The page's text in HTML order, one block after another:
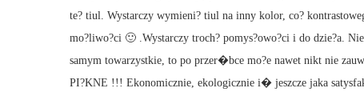
te? tiul. Wystarczy wymieni? tiul na inny kolor, co?
mo?liwo?ci 🙂 .Wystarczy troch? pomys?owo?ci i do dzie?a.
samym towarzystkie, to po przer�bce mo?e nawet nikt nie
PI?KNE !!! Ekonomicznie, ekologicznie i� jeszcze jaka